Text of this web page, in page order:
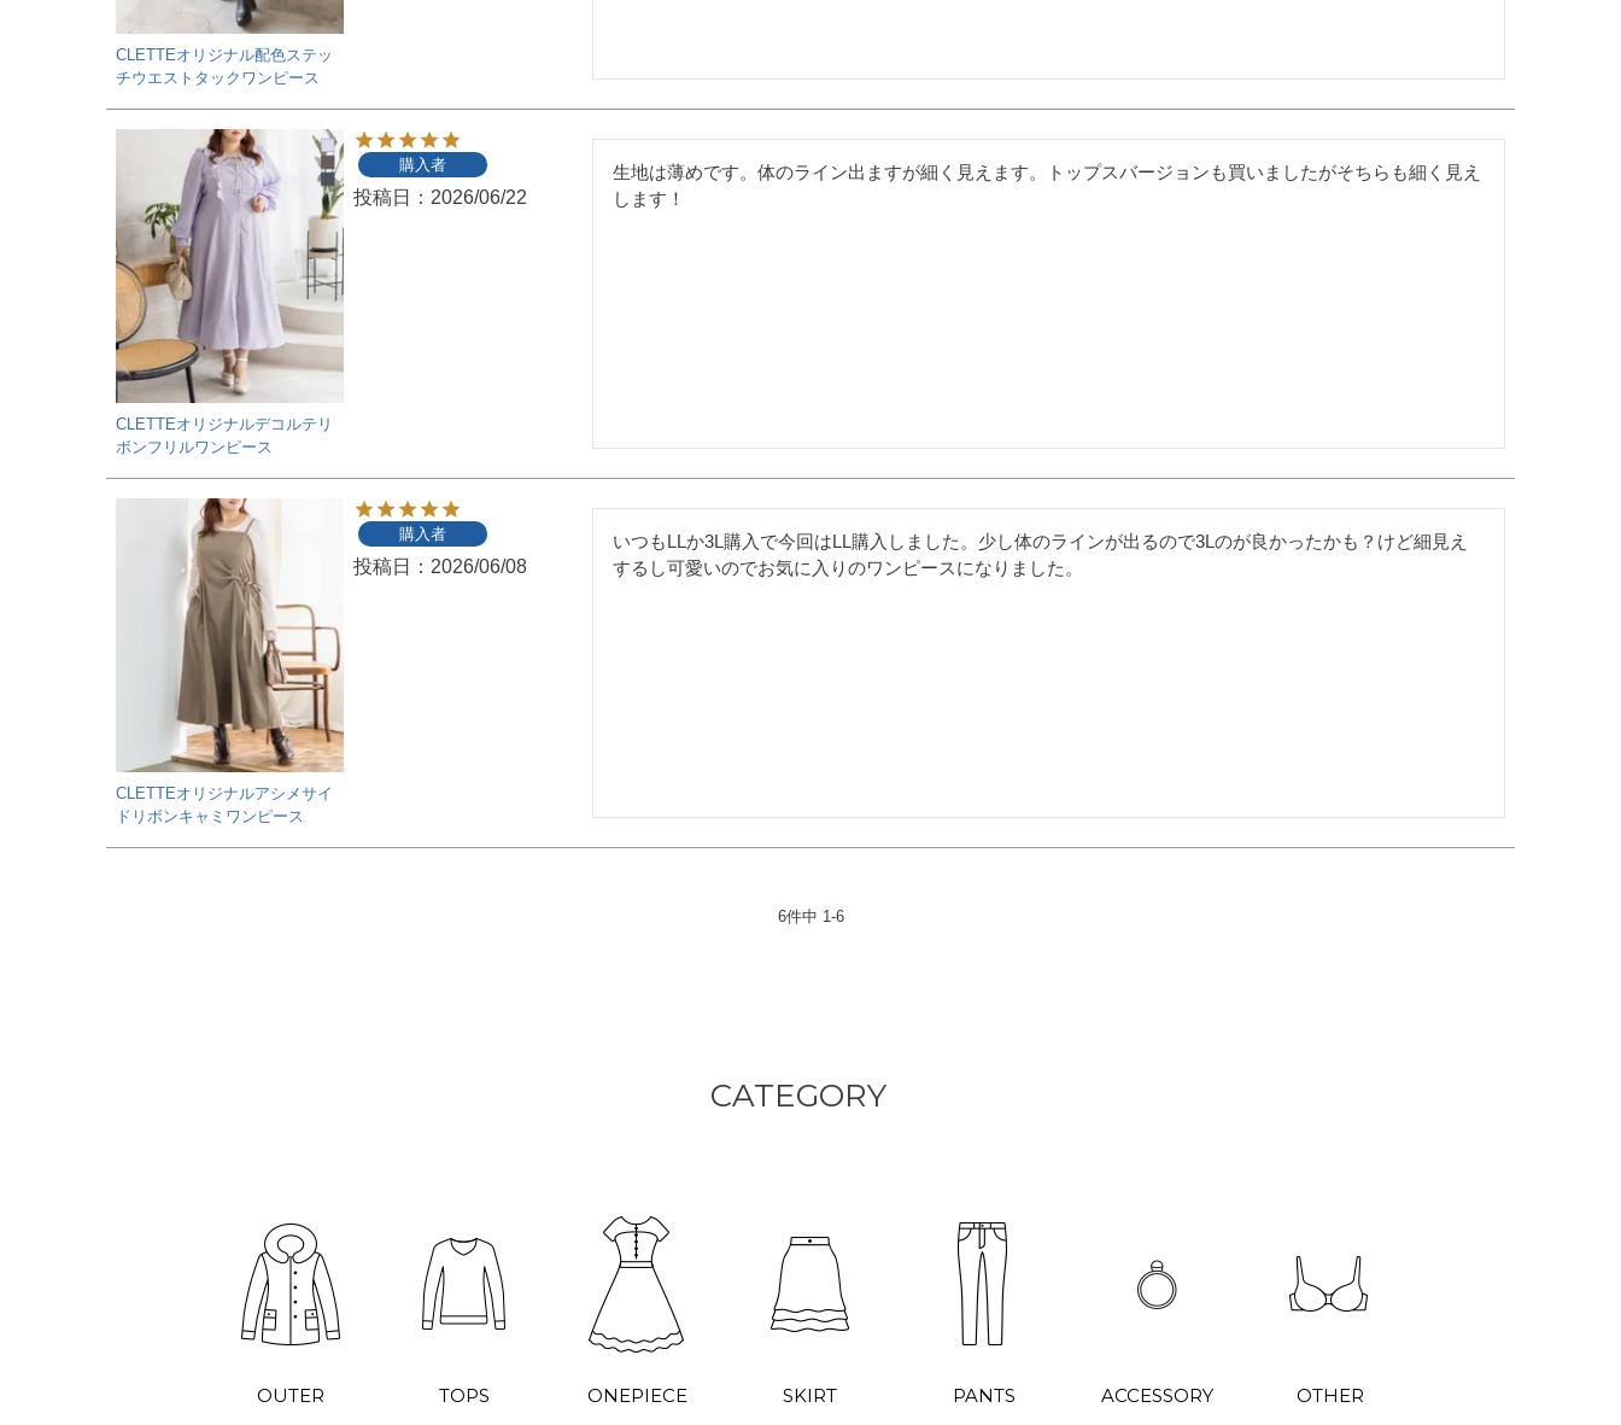
CLETTEオリジナル配色ステッ
チウエストタックワンピース
CLETTEオリジナルデコルテリ
ボンフリルワンピース
購入者
投稿日 2026/06/22
生地は薄めです。体のライン出ますが細く見えます。トップスバージョンも買いましたがそちらも細く見え
します！
CLETTEオリジナルアシメサイ
ドリボンキャミワンピース
購入者
投稿日 2026/06/08
いつもLLか3L購入で今回はLL購入しました。少し体のラインが出るので3Lのが良かったかも？けど細見え
するし可愛いのでお気に入りのワンピースになりました。
6件中 1-6
CATEGORY
OUTER TOPS ONEPIECE SKIRT PANTS ACCESSORY OTHER